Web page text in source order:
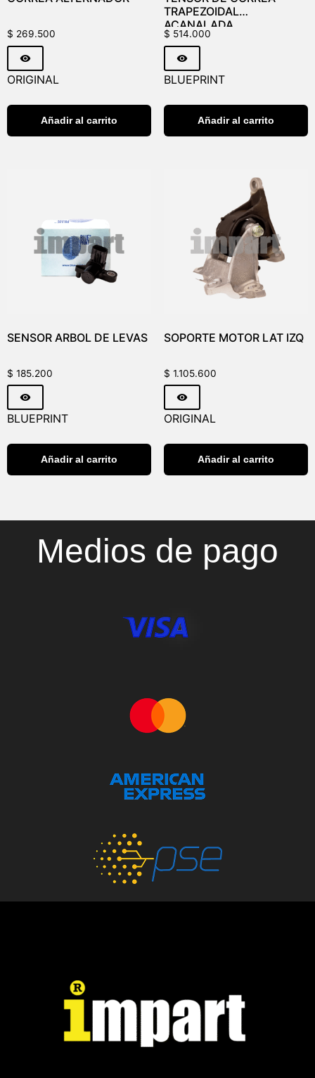
$ 269.500
ORIGINAL
Añadir al carrito
TRAPEZOIDAL
ACANALADA
$ 514.000
BLUEPRINT
Añadir al carrito
SENSOR ARBOL DE LEVAS
$ 185.200
BLUEPRINT
Añadir al carrito
SOPORTE MOTOR LAT IZQ
$ 1.105.600
ORIGINAL
Añadir al carrito
Medios de pago